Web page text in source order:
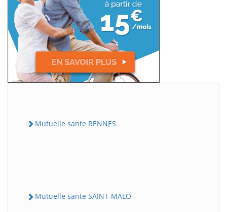
Mutuelle sante RENNES
Mutuelle sante SAINT-MALO